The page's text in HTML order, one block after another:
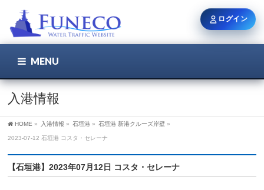
MENU
入港情報
HOME » 入港情報 » 石垣港 » 石垣港 新港クルーズ岸壁 »
2023-07-12 石垣港 コスタ・セレーナ
【石垣港】2023年07月12日 コスタ・セレーナ
ログイン
ユーザー名 / メール